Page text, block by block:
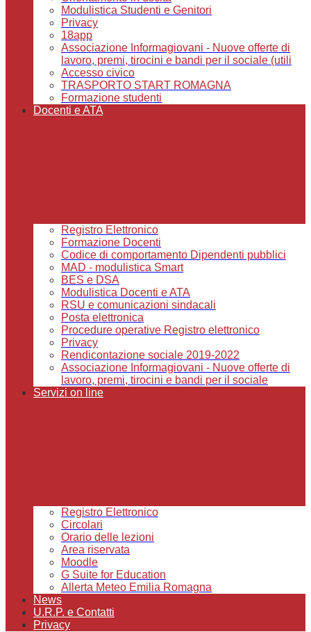
Modulistica Studenti e Genitori
Privacy
18app
Associazione Informagiovani - Nuove offerte di
lavoro, premi, tirocini e bandi per il sociale (utili
Accesso civico
TRASPORTO START ROMAGNA
Formazione studenti
Docenti e ATA
Registro Elettronico
Formazione Docenti
Codice di comportamento Dipendenti pubblici
MAD - modulistica Smart
BES e DSA
Modulistica Docenti e ATA
RSU e comunicazioni sindacali
Posta elettronica
Procedure operative Registro elettronico
Privacy
Rendicontazione sociale 2019-2022
Associazione Informagiovani - Nuove offerte di
lavoro, premi, tirocini e bandi per il sociale
Servizi on line
Registro Elettronico
Circolari
Orario delle lezioni
Area riservata
Moodle
G Suite for Education
Allerta Meteo Emilia Romagna
News
U.R.P. e Contatti
Privacy